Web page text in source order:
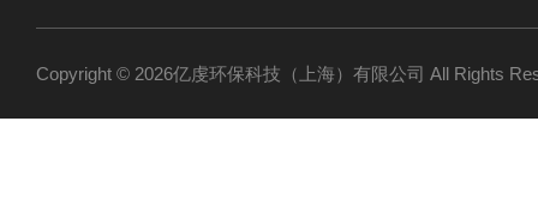
Copyright © 2026亿虔环保科技（上海）有限公司 All Rights